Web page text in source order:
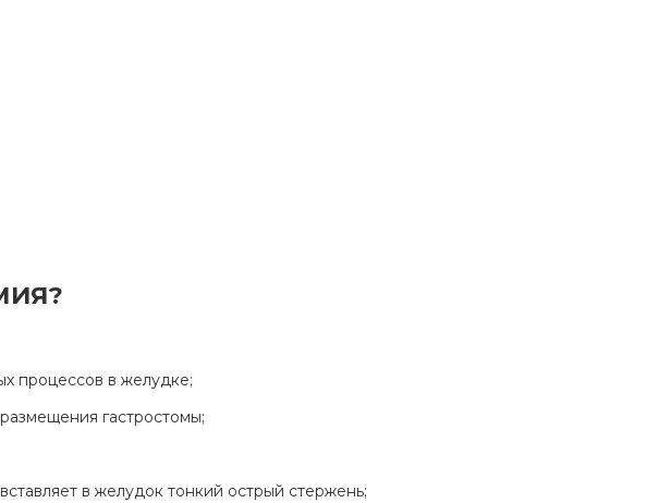
процессов в желудке;
гастростомы;
в желудок тонкий острый стержень;